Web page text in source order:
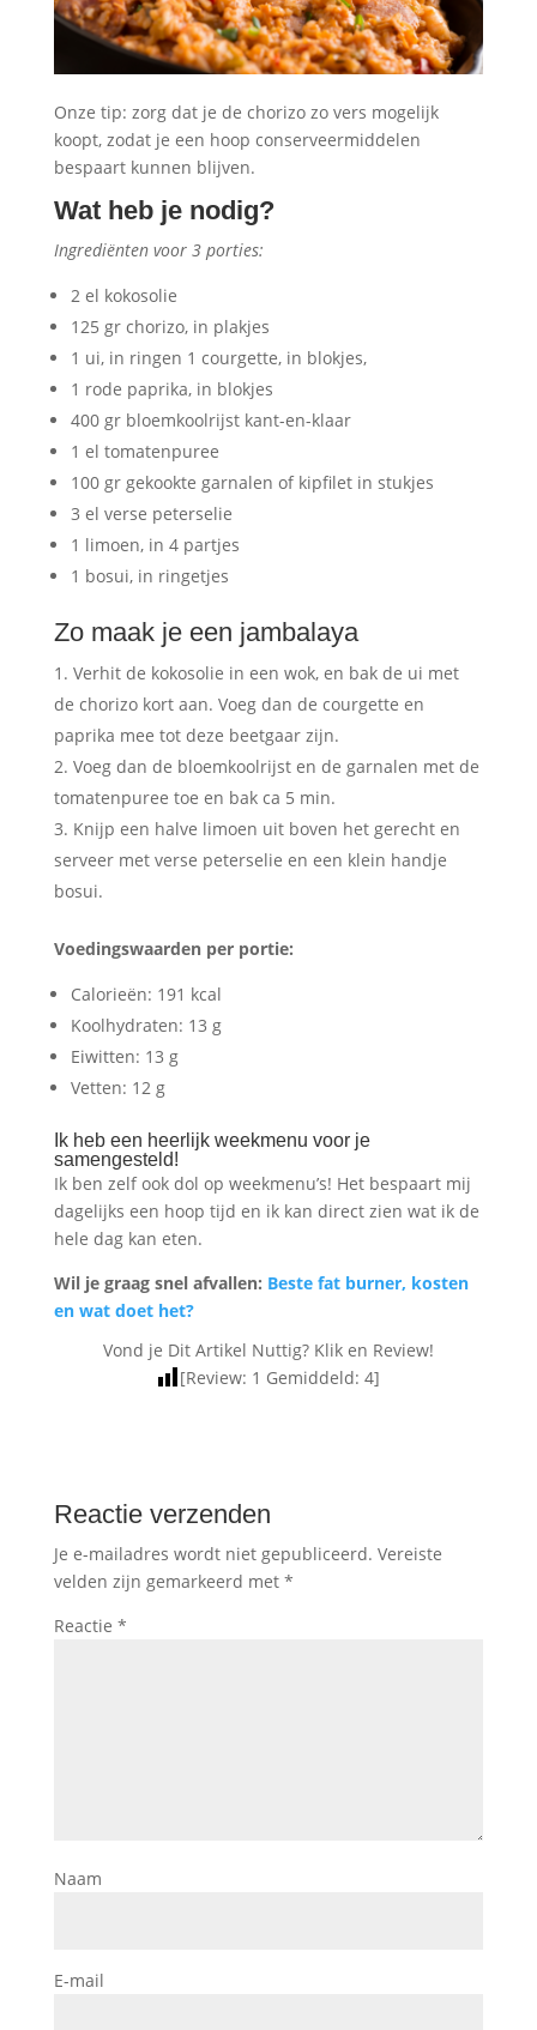
Onze tip: zorg dat je de chorizo zo vers mogelijk
koopt, zodat je een hoop conserveermiddelen
bespaart kunnen blijven.
Wat heb je nodig?
Ingrediënten voor 3 porties:
2 el kokosolie
125 gr chorizo, in plakjes
1 ui, in ringen 1 courgette, in blokjes,
1 rode paprika, in blokjes
400 gr bloemkoolrijst kant-en-klaar
1 el tomatenpuree
100 gr gekookte garnalen of kipfilet in stukjes
3 el verse peterselie
1 limoen, in 4 partjes
1 bosui, in ringetjes
Zo maak je een jambalaya
Verhit de kokosolie in een wok, en bak de ui met
de chorizo kort aan. Voeg dan de courgette en
paprika mee tot deze beetgaar zijn.
Voeg dan de bloemkoolrijst en de garnalen met de
tomatenpuree toe en bak ca 5 min.
Knijp een halve limoen uit boven het gerecht en
serveer met verse peterselie en een klein handje
bosui.
Voedingswaarden per portie:
Calorieën: 191 kcal
Koolhydraten: 13 g
Eiwitten: 13 g
Vetten: 12 g
Ik heb een heerlijk weekmenu voor je
samengesteld!
Ik ben zelf ook dol op weekmenu’s! Het bespaart mij
dagelijks een hoop tijd en ik kan direct zien wat ik de
hele dag kan eten.
Wil je graag snel afvallen: Beste fat burner, kosten
en wat doet het?
Vond je Dit Artikel Nuttig? Klik en Review!
[Review: 1 Gemiddeld:4]
Reactie verzenden
Je e-mailadres wordt niet gepubliceerd. Vereiste
velden zijn gemarkeerd met *
Reactie *
Naam
E-mail